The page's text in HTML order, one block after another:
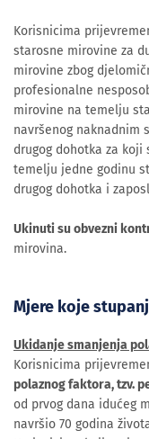
Korisnicima
starosne mirovine za
mirovine zbog
profesionalne
mirovine na temelju
navršenog naknadnim
drugog dohotka za
temelju jedne godinu
drugog dohotka i
Ukinuti su obvezni
mirovina.
Mjere koje
Ukidanje smanjenja
Korisnicima
polaznog faktora, tzv.
od prvog dana idućeg
navršio 70 godina